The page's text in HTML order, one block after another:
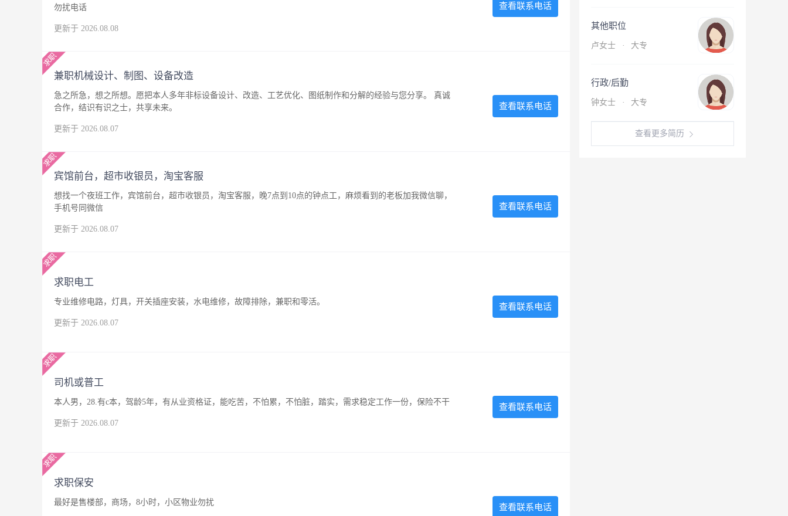
其他职位
卢女士 · 大专
行政/后勤
钟女士 · 大专
查看更多简历
勿扰电话
更新于 2026.08.08
查看联系电话
兼职机械设计、制图、设备改造
急之所急，想之所想。愿把本人多年非标设备设计、改造、工艺优化、图纸制作和分解的经验与您分享。 真诚
合作，结识有识之士，共享未来。
更新于 2026.08.07
查看联系电话
宾馆前台，超市收银员，淘宝客服
想找一个夜班工作，宾馆前台，超市收银员，淘宝客服，晚7点到10点的钟点工，麻烦看到的老板加我微信聊，
手机号同微信
更新于 2026.08.07
查看联系电话
求职电工
专业维修电路，灯具，开关插座安装，水电维修，故障排除，兼职和零活。
更新于 2026.08.07
查看联系电话
司机或普工
本人男，28.有c本，驾龄5年，有从业资格证，能吃苦，不怕累，不怕脏，踏实，需求稳定工作一份，保险不干
更新于 2026.08.07
查看联系电话
求职保安
最好是售楼部，商场，8小时，小区物业勿扰 查看联系电话